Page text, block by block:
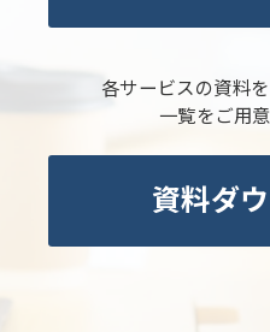
各サービスの資料
一覧をご用
資料ダ